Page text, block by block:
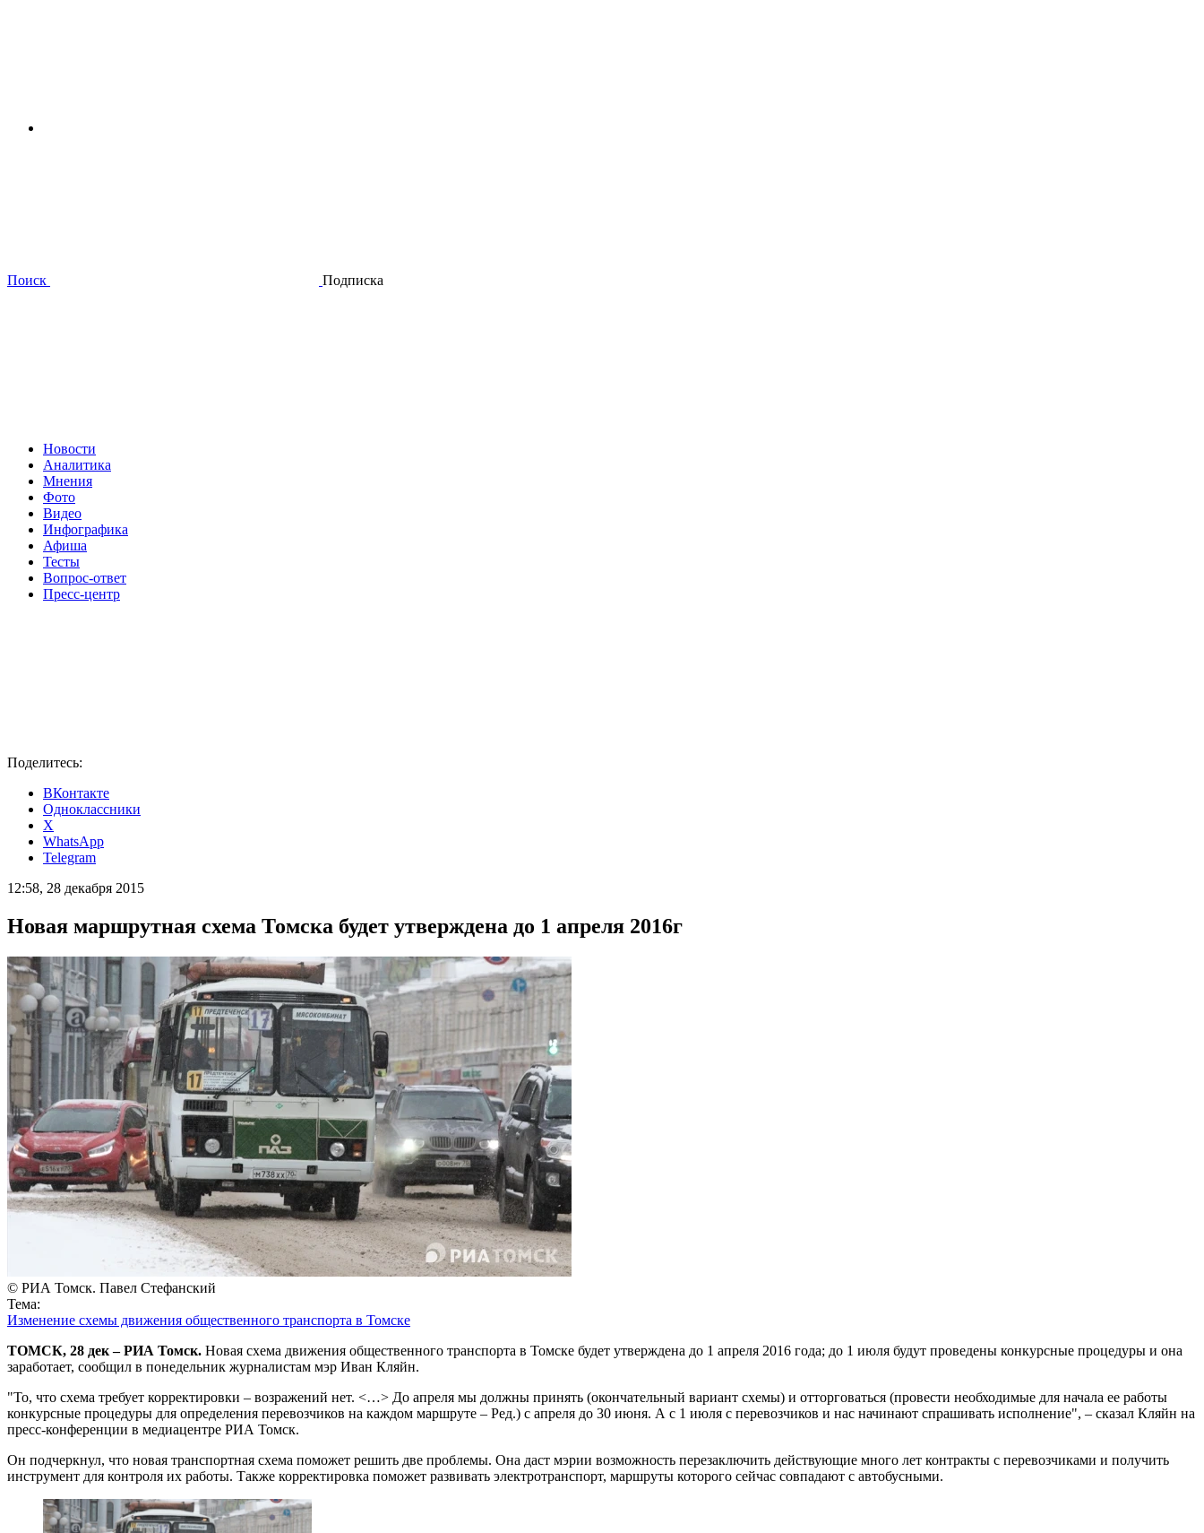
Поиск Подписка
Новости
Аналитика
Мнения
Фото
Видео
Инфографика
Афиша
Тесты
Вопрос-ответ
Пресс-центр
Поделитесь:
ВКонтакте
Одноклассники
X
WhatsApp
Telegram
12:58, 28 декабря 2015
Новая маршрутная схема Томска будет утверждена до 1 апреля 2016г
© РИА Томск. Павел Стефанский
Тема:
Изменение схемы движения общественного транспорта в Томске
ТОМСК, 28 дек – РИА Томск. Новая схема движения общественного транспорта в Томске будет утверждена до 1 апреля 2016 года; до 1 июля будут проведены конкурсные процедуры и она
заработает, сообщил в понедельник журналистам мэр Иван Кляйн.
"То, что схема требует корректировки – возражений нет. <…> До апреля мы должны принять (окончательный вариант схемы) и отторговаться (провести необходимые для начала ее работы
конкурсные процедуры для определения перевозчиков на каждом маршруте – Ред.) с апреля до 30 июня. А с 1 июля с перевозчиков и нас начинают спрашивать исполнение", – сказал Кляйн на
пресс-конференции в медиацентре РИА Томск.
Он подчеркнул, что новая транспортная схема поможет решить две проблемы. Она даст мэрии возможность перезаключить действующие много лет контракты с перевозчиками и получить
инструмент для контроля их работы. Также корректировка поможет развивать электротранспорт, маршруты которого сейчас совпадают с автобусными.